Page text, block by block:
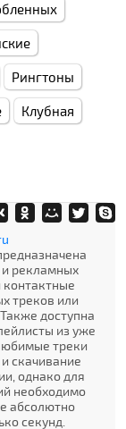
Рингтоны
Клубная
и рекламных
треков или
доступна
из уже
треки
скачивание
однако для
необходимо
абсолютно
секунд.